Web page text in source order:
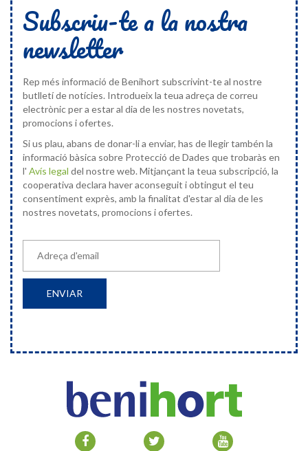
Subscriu-te a la nostra
newsletter
Rep més informació de Benihort subscrivint-te al nostre
butlletí de notícies. Introdueix la teua adreça de correu
electrònic per a estar al dia de les nostres novetats,
promocions i ofertes.
Si us plau, abans de donar-li a enviar, has de llegir tambén la
informació bàsica sobre Protecció de Dades que trobaràs en
l' Avís legal del nostre web. Mitjançant la teua subscripció, la
cooperativa declara haver aconseguit i obtingut el teu
consentiment exprès, amb la finalitat d'estar al dia de les
nostres novetats, promocions i ofertes.